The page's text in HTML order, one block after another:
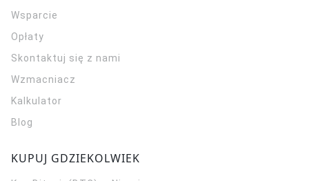
Wsparcie
Opłaty
Skontaktuj się z nami
Wzmacniacz
Kalkulator
Blog
KUPUJ GDZIEKOLWIEK